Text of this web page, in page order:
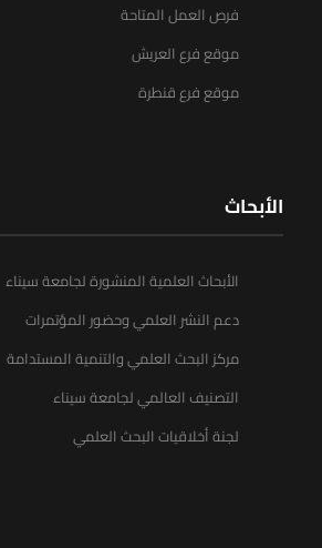
فرص العمل المتاحة
موقع فرع العريش
موقع فرع قنطرة
الأبحاث
الأبحاث العلمية المنشورة لجامعة سيناء
دعم النشر العلمي وحضور المؤتمرات
مركز البحث العلمي والتنمية المستدامة
التصنيف العالمي لجامعة سيناء
لجنة أخلاقيات البحث العلمي